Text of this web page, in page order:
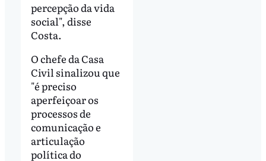
percepção da vida
social", disse
Costa.
O chefe da Casa
Civil sinalizou que
"é preciso
aperfeiçoar os
processos de
comunicação e
articulação
política do